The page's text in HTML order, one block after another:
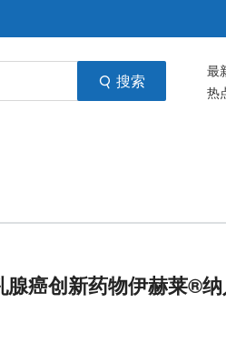
搜索 最
热
癌创新药物伊赫莱®纳